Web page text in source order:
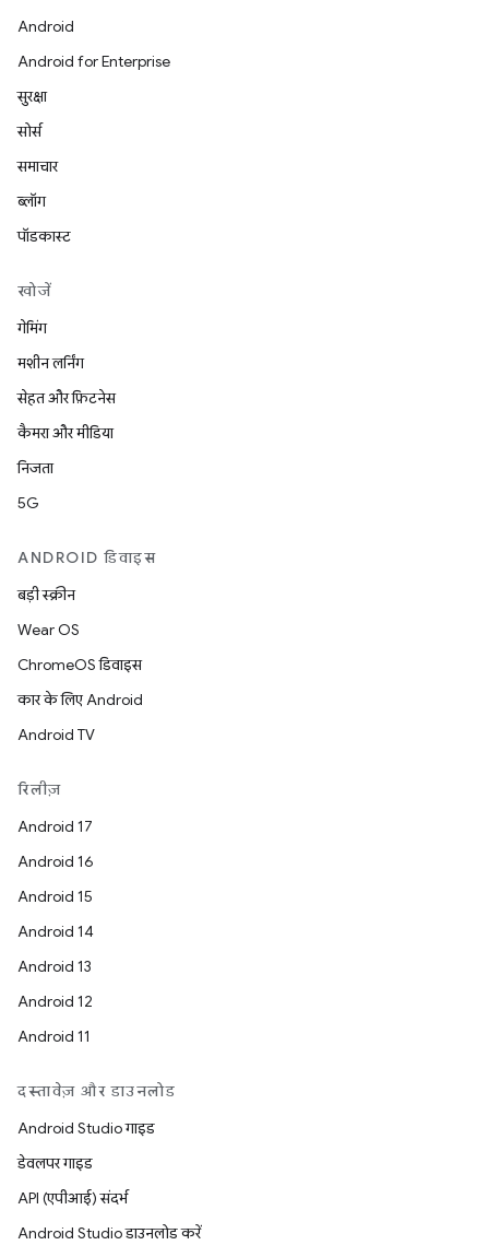
Android
Android for Enterprise
सुरक्षा
सोर्स
समाचार
ब्लॉग
पॉडकास्ट
खोजें
गेमिंग
मशीन लर्निंग
सेहत और फ़िटनेस
कैमरा और मीडिया
निजता
5G
ANDROID डिवाइस
बड़ी स्क्रीन
Wear OS
ChromeOS डिवाइस
कार के लिए Android
Android TV
रिलीज़
Android 17
Android 16
Android 15
Android 14
Android 13
Android 12
Android 11
दस्तावेज़ और डाउनलोड
Android Studio गाइड
डेवलपर गाइड
API (एपीआई) संदर्भ
Android Studio डाउनलोड करें